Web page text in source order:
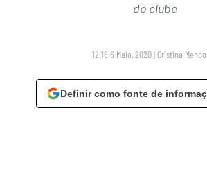
do clube
12:16 6 Maio, 2020 | Cristina
Definir como fonte de